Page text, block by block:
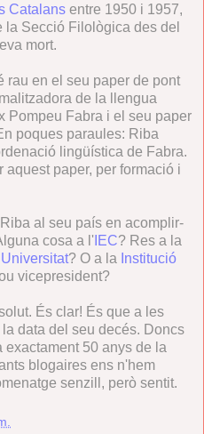
Catalans entre 1950 i 1957,
la Secció Filològica des del
mort.
rau en el seu paper de pont
de la llengua
Pompeu Fabra i el seu paper
poques paraules: Riba
lingüística de Fabra.
aquest paper, per formació i
al seu país en acomplir-
cosa a l' IEC? Res a la
Universitat? O a la Institució
vicepresident?
És clar! És que a les
data del seu decés. Doncs
50 anys de la
blogaires ens n'hem
senzill, però sentit.